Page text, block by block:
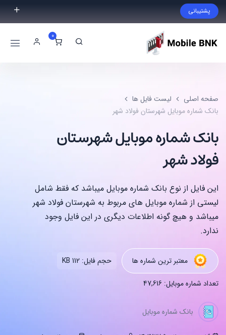
پشتیبانی
فایل مورد نظر خود را پیدا نکردید؟ با ما تماس بگیرید.
09999868721
0
صفحه اصلی
لیست فایل ها
بانک شماره موبایل شهرستان فولاد شهر
بانک شماره موبایل شهرستان
فولاد شهر
این فایل از نوع بانک شماره موبایل میباشد که فقط شامل
لیستی از شماره موبایل های مربوط به شهرستان فولاد شهر
میباشد و هیچ گونه اطلاعات دیگری در این فایل وجود
ندارد.
معتبر ترین شماره ها حجم فایل: 112 KB
تعداد شماره موبایل: 47,616
بانک شماره موبایل